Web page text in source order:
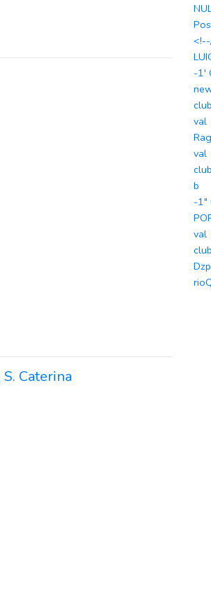
Caterina
-1'
club
val
val
club
b
-1"
val
club